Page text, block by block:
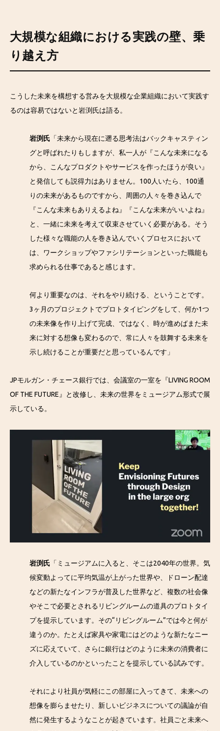
大規模な組織における実践の壁、乗
り越え方
こうした未来を構想する営みを大規模な企業組織において実践す
るのは容易ではないと岩渕氏は語る。
岩渕氏 「未来から現在に遡る思考法はバックキャスティン
グと呼ばれたりもしますが、私一人が『こんな未来になる
から、こんなプロダクトやサービスを作ったほうが良い』
と発信しても説得力はありません。100人いたら、100通
りの未来があるものですから、周囲の人々を巻き込んで
『こんな未来もありえるよね』『こんな未来がいいよね』
と、一緒に未来を考えて収束させていく必要がある。そう
した様々な職能の人を巻き込んでいくプロセスにおいて
は、ワークショップやファシリテーションといった職能も
求められる仕事であると感じます。
何より重要なのは、それをやり続ける、ということです。
3ヶ月のプロジェクトでプロトタイピングをして、何か1つ
の未来像を作り上げて完成、ではなく、時が進めばまた未
来に対する想像も変わるので、常に人々を鼓舞する未来を
示し続けることが重要だと思っているんです」
JPモルガン・チェース銀行では、会議室の一室を『LIVING ROOM
OF THE FUTURE』と改修し、未来の世界をミュージアム形式で展
示している。
岩渕氏 「ミュージアムに入ると、そこは2040年の世界。気
候変動よってに平均気温が上がった世界や、ドローン配達
などの新たなインフラが普及した世界など、複数の社会像
やそこで必要とされるリビングルームの道具のプロトタイ
プを提示しています。その“リビングルーム”では今と何が
違うのか。たとえば家具や家電にはどのような新たなニー
ズに応えていて、さらに銀行はどのように未来の消費者に
介入しているのかといったことを提示している試みです。
それにより社員が気軽にこの部屋に入ってきて、未来への
想像を膨らませたり、新しいビジネスについての議論が自
然に発生するようなことが起きています。社員ごと未来へ